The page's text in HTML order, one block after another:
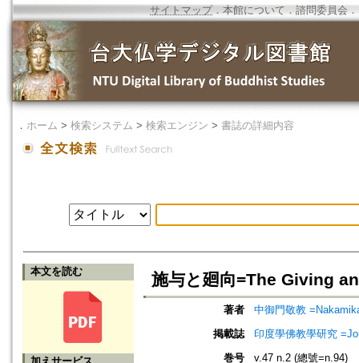
サイトマップ．本館について ． 諮問委員会 ．
． ホーム > 検索システム > 検索エンジン > 書誌の詳細内容
本文を読む 施与と廻向=The Giving
著者
中御門敬教
掲載誌
印度學佛教學研究
巻号
v.47 n.2 (總號=n.94)